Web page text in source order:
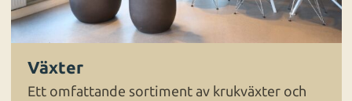
Växter
Ett omfattande sortiment av krukväxter och